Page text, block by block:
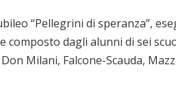
“Pellegrini di speranza”,
composto dagli alunni di sei
Milani, Falcone-Scauda,